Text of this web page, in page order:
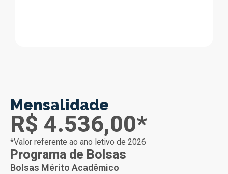
Mensalidade
R$ 4.536,00*
*Valor referente ao ano letivo de 2026
Programa de Bolsas
Bolsas Mérito Acadêmico